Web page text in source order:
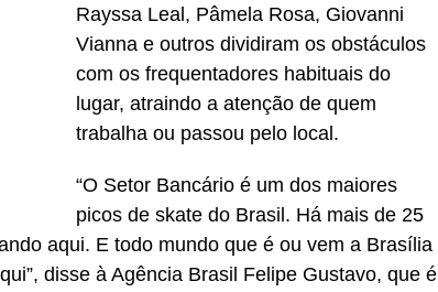
Rayssa Leal, Pâmela Rosa, Giovanni
Vianna e outros dividiram os obstáculos
com os frequentadores habituais do
lugar, atraindo a atenção de quem
trabalha ou passou pelo local.
“O Setor Bancário é um dos maiores
picos de skate do Brasil. Há mais de 25
aqui. E todo mundo que é ou vem a Brasília
disse à Agência Brasil Felipe Gustavo, que é